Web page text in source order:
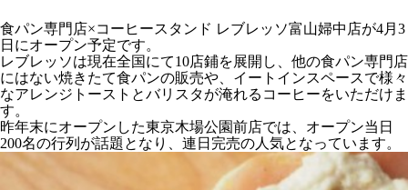
食パン専門店×コーヒースタンド レブレッソ富山婦中店が4月3
日にオープン予定です。
レブレッソは現在全国にて10店鋪を展開し、他の食パン専門店
にはない焼きたて食パンの販売や、イートインスペースで様々
なアレンジトーストとバリスタが淹れるコーヒーをいただけま
す。
昨年末にオープンした東京木場公園前店では、オープン当日
200名の行列が話題となり、連日完売の人気となっています。